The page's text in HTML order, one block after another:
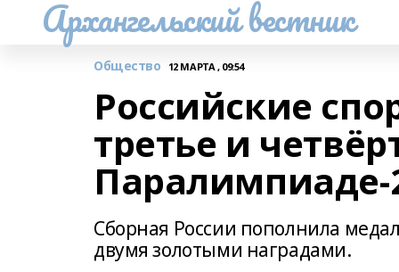
Архангельский вестник
Общество 12 МАРТА , 09:54
Российские
третье и
Паралимпиаде-
Сборная России пополнила
двумя золотыми наградами.